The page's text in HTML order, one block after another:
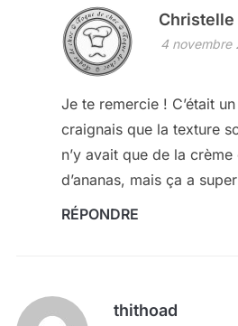
Christelle
4 novembre
Je te remercie ! C’était
craignais que la texture
n’y avait que de la
d’ananas, mais ça a
RÉPONDRE
thithoad